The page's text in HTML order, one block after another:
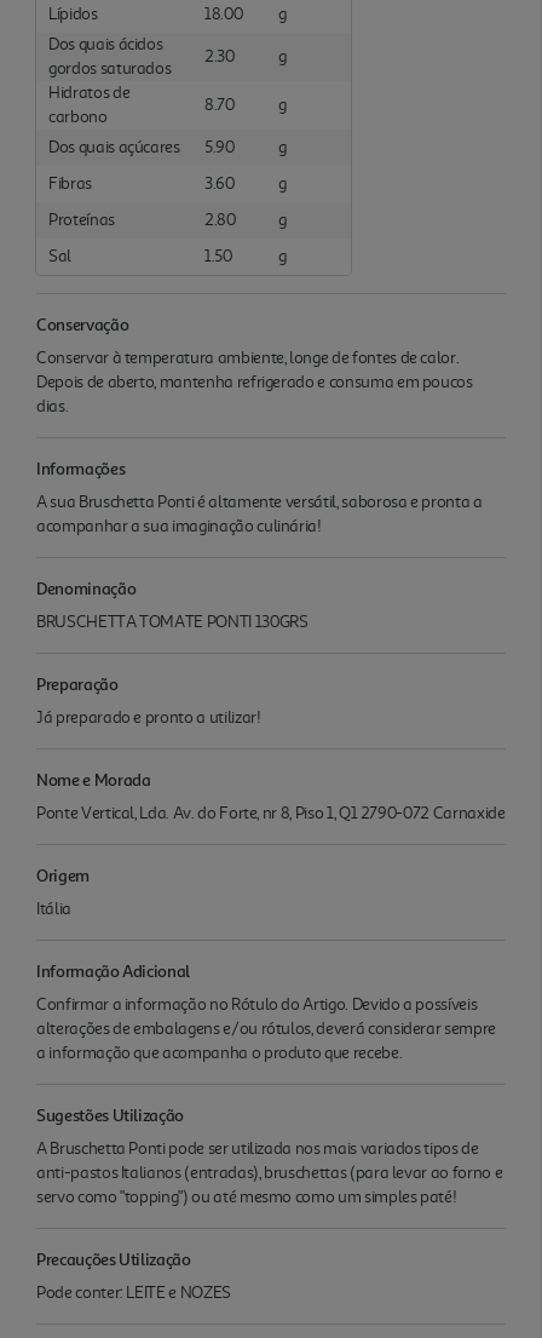
Lípidos
18.00
g
Dos quais ácidos
gordos saturados
2.30
g
Hidratos de
carbono
8.70 g
Dos quais açúcares 5.90
g
Fibras
3.60
g
Proteínas
2.80
g
Sal
1.50 g
Conservação
Conservar à temperatura ambiente, longe de fontes de calor.
Depois de aberto, mantenha refrigerado e consuma em poucos
dias.
Informações
A sua Bruschetta Ponti é altamente versátil, saborosa e pronta a
acompanhar a sua imaginação culinária!
Denominação
BRUSCHETTA TOMATE PONTI 130GRS
Preparação
Já preparado e pronto a utilizar!
Nome e Morada
Ponte Vertical, Lda. Av. do Forte, nr 8, Piso 1, Q1 2790-072 Carnaxide
Origem
Itália
Informação Adicional
Confirmar a informação no Rótulo do Artigo. Devido a possíveis
alterações de embalagens e/ou rótulos, deverá considerar sempre
a informação que acompanha o produto que recebe.
Sugestões Utilização
A Bruschetta Ponti pode ser utilizada nos mais variados tipos de
anti-pastos Italianos (entradas), bruschettas (para levar ao forno e
servo como "topping") ou até mesmo como um simples paté!
Precauções Utilização
Pode conter: LEITE e NOZES